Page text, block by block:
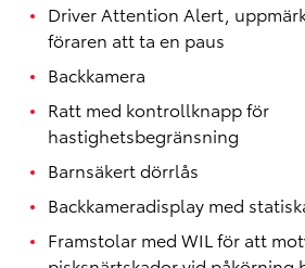
Driver Attention Alert,
föraren att ta en paus
Backkamera
Ratt med kontrollknapp för
hastighetsbegränsning
Barnsäkert dörrlås
Backkameradisplay med
Framstolar med WIL för att